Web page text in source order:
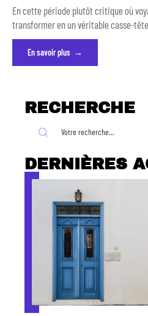
En cette période plutôt critique où
transformer en un véritable casse-
En savoir plus
RECHERCHE
DERNIÈRES